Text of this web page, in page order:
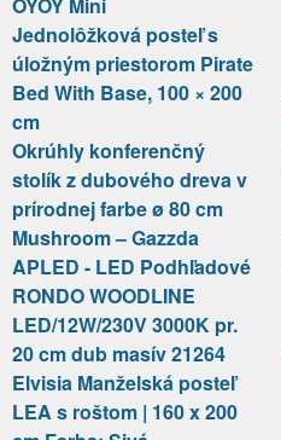
OYOY Mini
Jednolôžková posteľ s
úložným priestorom Pirate
Bed With Base, 100 × 200
cm
Okrúhly konferenčný
stolík z dubového dreva v
prírodnej farbe ø 80 cm
Mushroom – Gazzda
APLED - LED Podhľadové
RONDO WOODLINE
LED/12W/230V 3000K pr.
20 cm dub masív 21264
Elvisia Manželská posteľ
LEA s roštom | 160 x 200